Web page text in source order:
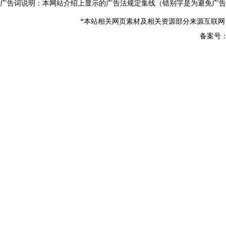
广告词说明：本网站介绍上显示的广告法规定集线（错别字是为避免广
*本站相关网页素材及相关资源部分来源互联
备案号